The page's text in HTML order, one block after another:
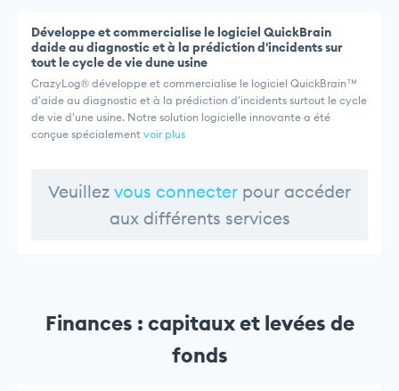
Développe et commercialise le logiciel QuickBrain
daide au diagnostic et à la prédiction d'incidents sur
tout le cycle de vie dune usine
CrazyLog® développe et commercialise le logiciel QuickBrain™
d'aide au diagnostic et à la prédiction d'incidents surtout le cycle
de vie d'une usine. Notre solution logicielle innovante a été
conçue spécialement voir plus
Veuillez vous connecter pour accéder
aux différents services
Finances : capitaux et levées de
fonds